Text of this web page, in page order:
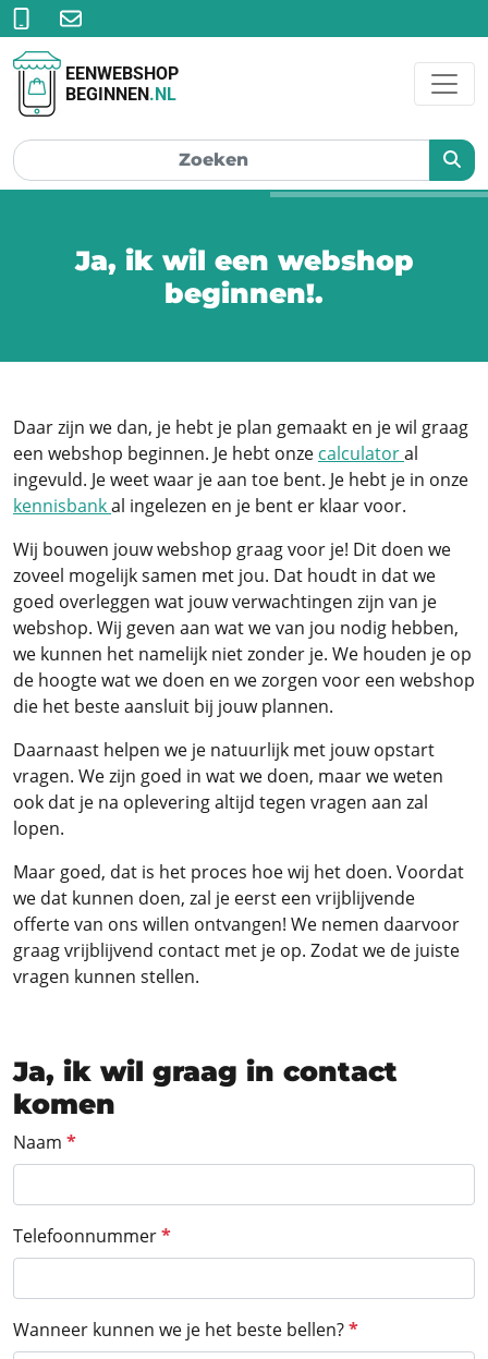
EENWEBSHOP
BEGINNEN.NL
Ja, ik wil een webshop
beginnen!
Daar zijn we dan, je hebt je plan gemaakt en je wil graag
een webshop beginnen. Je hebt onze calculatoral
ingevuld. Je weet waar je aan toe bent. Je hebt je in onze
kennisbankal ingelezen en je bent er klaar voor.
Wij bouwen jouw webshop graag voor je! Dit doen we
zoveel mogelijk samen met jou. Dat houdt in dat we
goed overleggen wat jouw verwachtingen zijn van je
webshop. Wij geven aan wat we van jou nodig hebben,
we kunnen het namelijk niet zonder je. We houden je op
de hoogte wat we doen en we zorgen voor een webshop
die het beste aansluit bij jouw plannen.
Daarnaast helpen we je natuurlijk met jouw opstart
vragen. We zijn goed in wat we doen, maar we weten
ook dat je na oplevering altijd tegen vragen aan zal
lopen.
Maar goed, dat is het proces hoe wij het doen. Voordat
we dat kunnen doen, zal je eerst een vrijblijvende
offerte van ons willen ontvangen! We nemen daarvoor
graag vrijblijvend contact met je op. Zodat we de juiste
vragen kunnen stellen.
Ja, ik wil graag in contact
komen
Section
Naam *
Telefoonnummer*
Wanneer kunnen we je het beste bellen?*